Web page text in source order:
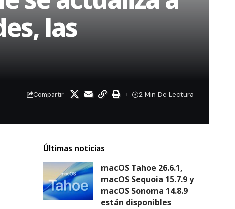
las
Compartir 2 Min De Lectura
Últimas noticias
macOS Tahoe 26.6.1,
macOS Sequoia 15.7.9 y
macOS Sonoma 14.8.9
están disponibles